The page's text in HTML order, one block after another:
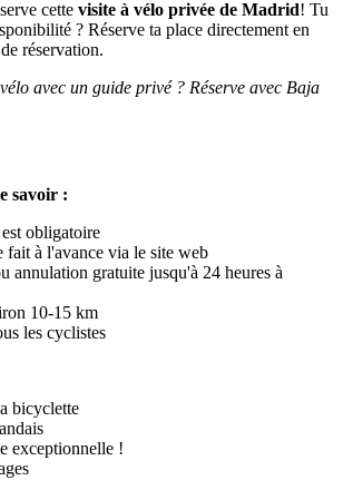
cette visite à vélo privée de Madrid! Tu
? Réserve ta place directement en
réservation.
avec un guide privé ? Réserve avec Baja
savoir :
obligatoire
fait à l'avance via le site web
annulation gratuite jusqu'à 24 heures à
10-15 km
les cyclistes
bicyclette
exceptionnelle !